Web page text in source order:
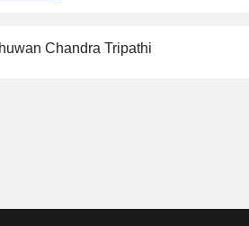
Chandra Tripathi